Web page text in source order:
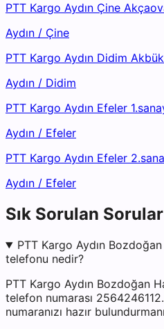
PTT Kargo Aydın Çine
Aydın / Çine
PTT Kargo Aydın Didim
Aydın / Didim
PTT Kargo Aydın Efeler
Aydın / Efeler
PTT Kargo Aydın Efeler
Aydın / Efeler
Sık Sorulan Sorular
PTT Kargo Aydın
telefonu nedir?
PTT Kargo Aydın Bozdoğan
telefon numarası
numaranızı hazır